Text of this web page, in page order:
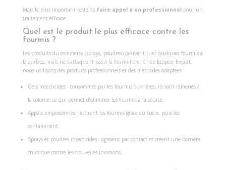
Mais le plus important reste de faire appel à un professionnelpour un
traitement efficace.
Quel est le produit le plus efficace contre les
fourmis ?
Les produits du commerce (sprays, poudres) peuvent tuer quelques fourmis à
la surface, mais ne s’attaquent pas à la fourmilière. Chez Ecopest Expert,
nous utilisons des produits professionnels et des méthodes adaptées :
Gels insecticides : consommés par les fourmis ouvrières, ils sont ramenés à
la colonie, ce qui permet d’éliminer les fourmis à la source.
Appâts empoisonnés : attirent les fourmis grâce au sucre, puis les
contaminent.
Sprays et poudres insecticides : agissent par contact et créent une barrière
chimique contre les nouvelles invasions.